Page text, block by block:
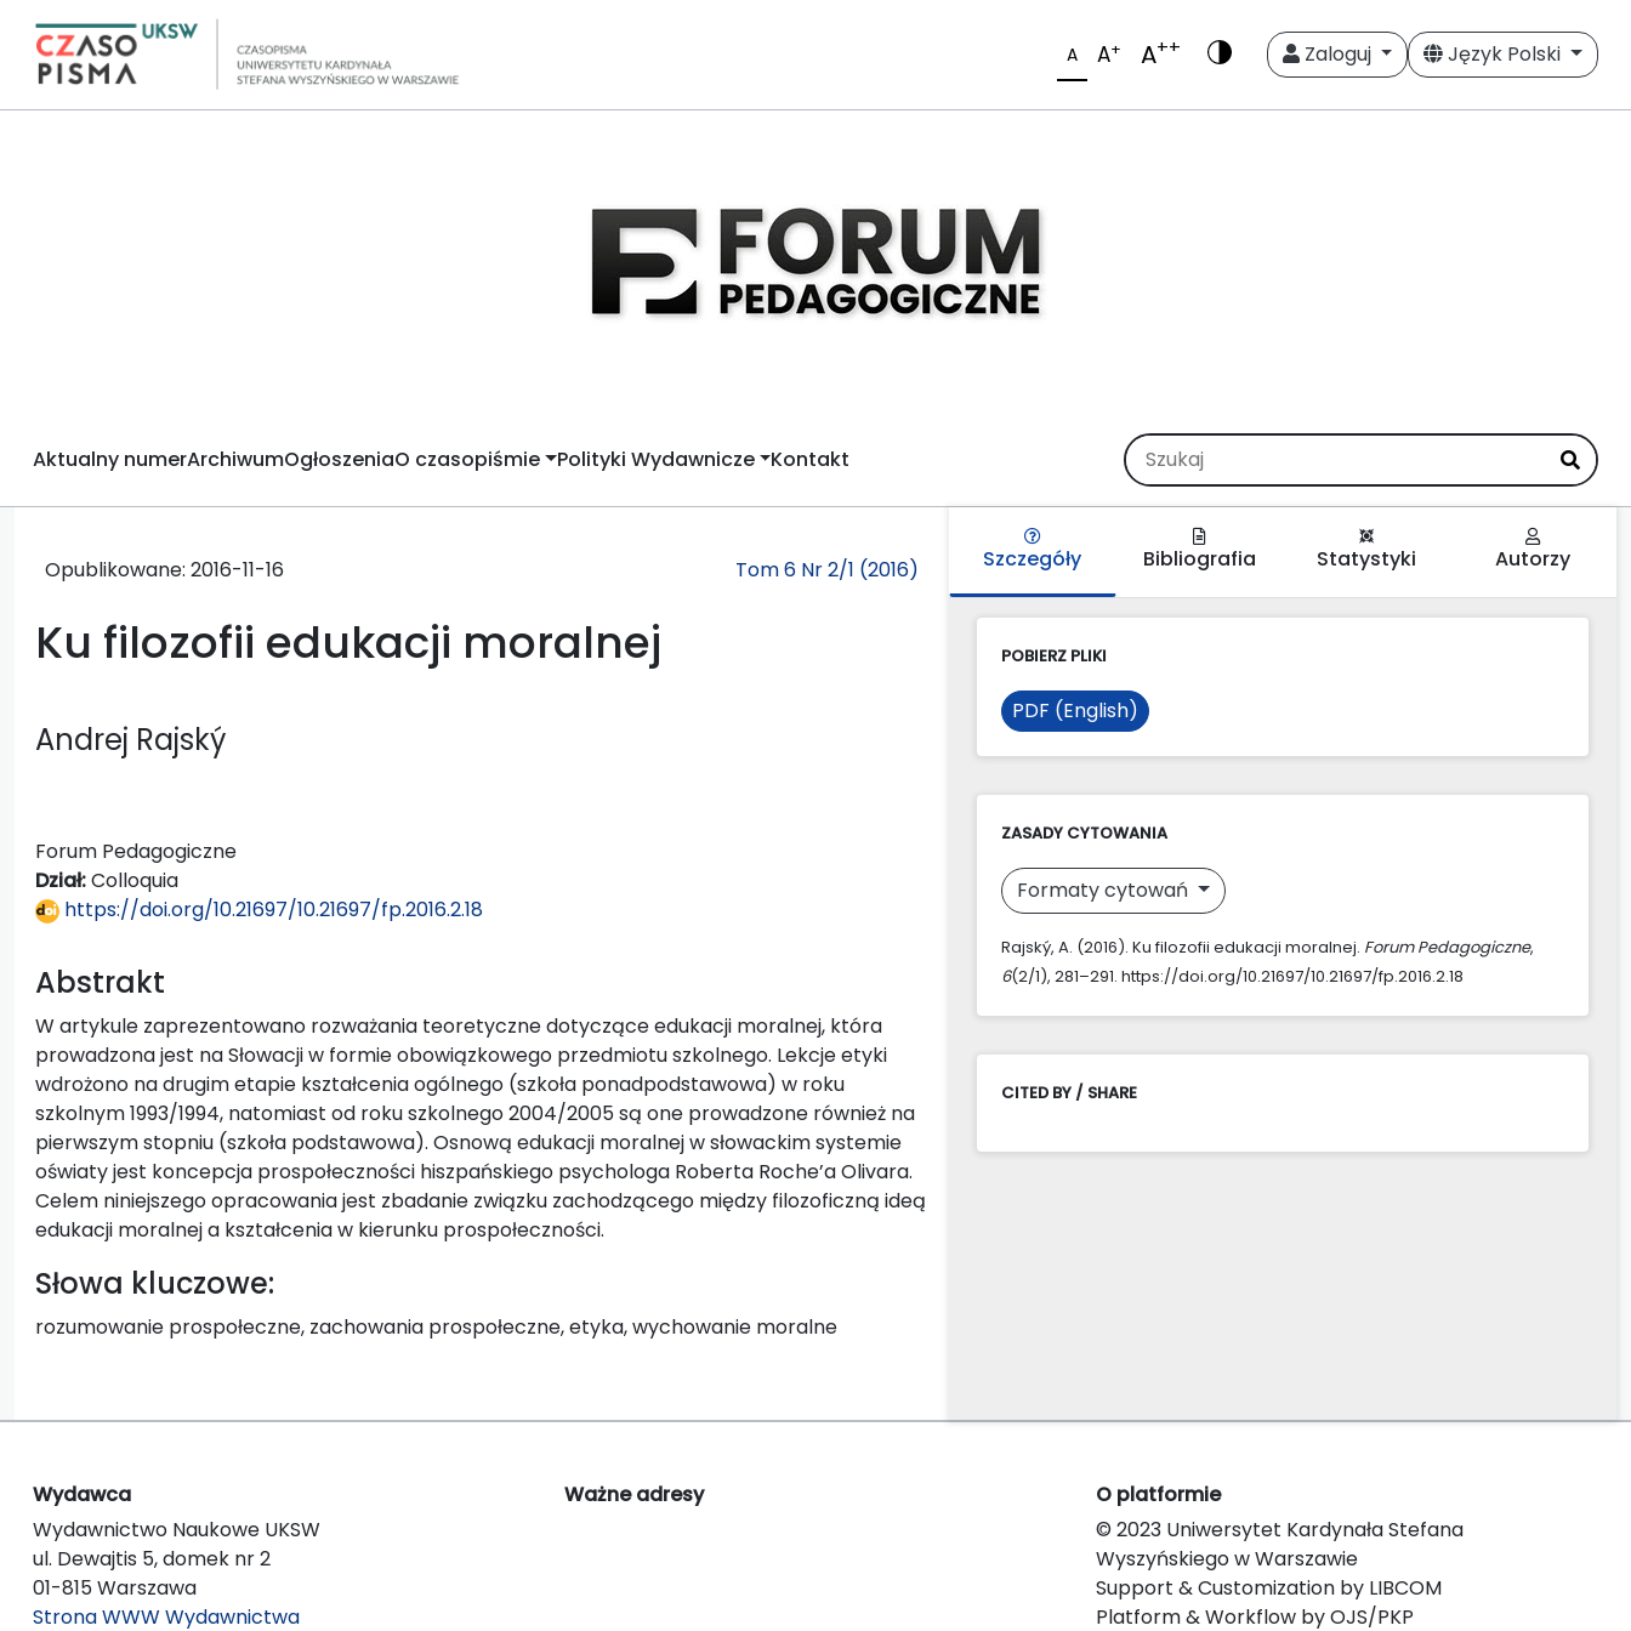
A A+ A++ Zaloguj Język Polski
Aktualny numerArchiwumOgłoszeniaO czasopiśmie Polityki Wydawnicze Kontakt
Opublikowane: 2016-11-16 Tom 6 Nr 2/1 (2016)
Ku filozofii edukacji moralnej
Andrej Rajský
Forum Pedagogiczne
Dział:Colloquia
https://doi.org/10.21697/10.21697/fp.2016.2.18
Abstrakt
W artykule zaprezentowano rozważania teoretyczne dotyczące edukacji moralnej, która
prowadzona jest na Słowacji w formie obowiązkowego przedmiotu szkolnego. Lekcje etyki
wdrożono na drugim etapie kształcenia ogólnego (szkoła ponadpodstawowa) w roku
szkolnym 1993/1994, natomiast od roku szkolnego 2004/2005 są one prowadzone również na
pierwszym stopniu (szkoła podstawowa). Osnową edukacji moralnej w słowackim systemie
oświaty jest koncepcja prospołeczności hiszpańskiego psychologa Roberta Roche’a Olivara.
Celem niniejszego opracowania jest zbadanie związku zachodzącego między filozoficzną ideą
edukacji moralnej a kształcenia w kierunku prospołeczności.
Słowa kluczowe:
rozumowanie prospołeczne, zachowania prospołeczne, etyka, wychowanie moralne
Szczegóły Bibliografia Statystyki Autorzy
POBIERZ PLIKI
PDF (English)
ZASADY CYTOWANIA
Formaty cytowań
Rajský, A. (2016). Ku filozofii edukacji moralnej. Forum Pedagogiczne,
6(2/1), 281–291. https://doi.org/10.21697/10.21697/fp.2016.2.18
CITED BY / SHARE
Wydawca
Wydawnictwo Naukowe UKSW
ul. Dewajtis 5, domek nr 2
01-815 Warszawa
Strona WWW Wydawnictwa
Ważne adresy
O platformie
© 2023 Uniwersytet Kardynała Stefana
Wyszyńskiego w Warszawie
Support & Customization by LIBCOM
Platform & Workflow by OJS/PKP